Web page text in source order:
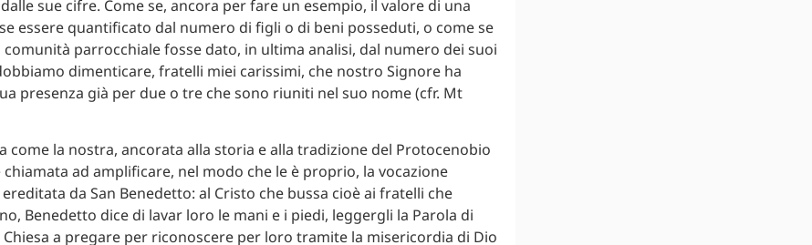
sue cifre. Come se, ancora per fare un esempio, il valore di una
essere quantificato dal numero di figli o di beni posseduti, o come se
comunità parrocchiale fosse dato, in ultima analisi, dal numero dei suoi
dimenticare, fratelli miei carissimi, che nostro Signore ha
presenza già per due o tre che sono riuniti nel suo nome (cfr. Mt
come la nostra, ancorata alla storia e alla tradizione del Protocenobio
ad amplificare, nel modo che le è proprio, la vocazione
ereditata da San Benedetto: al Cristo che bussa cioè ai fratelli che
Benedetto dice di lavar loro le mani e i piedi, leggergli la Parola di
a pregare per riconoscere per loro tramite la misericordia di Dio